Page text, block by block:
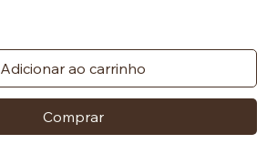
Adicionar ao carrinho
Comprar